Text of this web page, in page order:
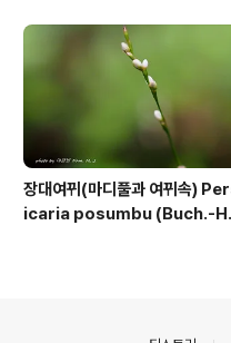
장대여뀌(마디풀과 여뀌속)
icaria posumbu (Buch.-